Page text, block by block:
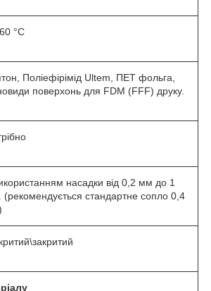
°С
Поліефірімід Ultem, ПЕТ фольга,
поверхонь для FDM (FFF) друку.
насадки від 0,2 мм до 1
стандартне сопло 0,4